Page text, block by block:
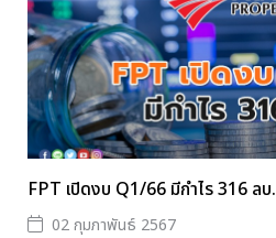
FPT เปิดงบ Q1/66 มีกำไร 316 ลบ.
02 กุมภาพันธ์ 2567